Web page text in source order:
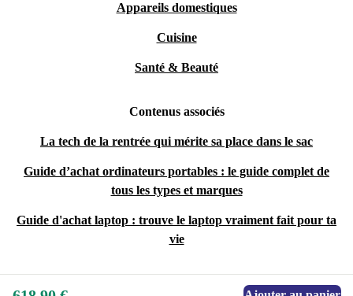
Appareils domestiques
Cuisine
Santé & Beauté
Contenus associés
La tech de la rentrée qui mérite sa place dans le sac
Guide d’achat ordinateurs portables : le guide complet de
tous les types et marques
Guide d'achat laptop : trouve le laptop vraiment fait pour ta
vie